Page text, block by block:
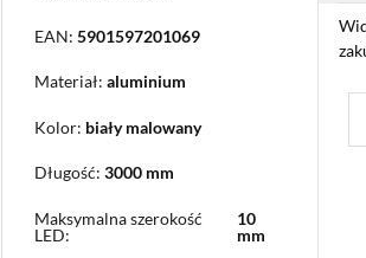
EAN: 5901597201069
Materiał: aluminium
Kolor: biały malowany
Długość: 3000 mm
Maksymalna szerokość
LED:
10
mm